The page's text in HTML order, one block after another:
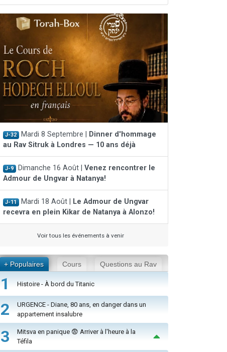
J-32 Mardi 8 Septembre |
Dinner d'hommage
au Rav Sitruk à Londres — 10 ans déjà
J-9 Dimanche 16 Août | Venez rencontrer le
Admour de Ungvar à Natanya!
J-11 Mardi 18 Août |
Le Admour de Ungvar
recevra en plein Kikar de Natanya à Alonzo!
Voir tous les événements à venir
+ Populaires Cours Questions au Rav
1 Histoire - À bord du Titanic
2
URGENCE - Diane, 80 ans, en danger dans un
appartement insalubre
3
Mitsva en panique 😨 Arriver à l'heure à la
Téfila